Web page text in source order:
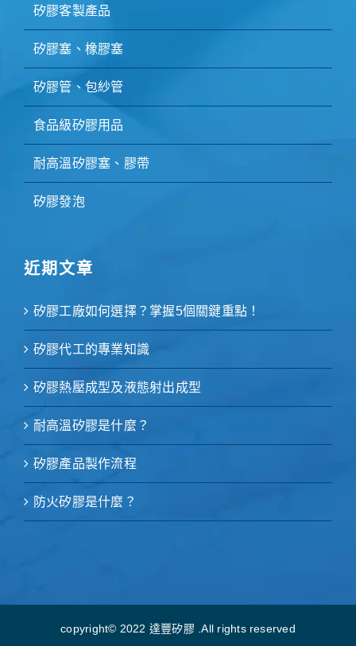
矽膠客製產品
矽膠塞、橡膠塞
矽膠管、包紗管
食品級矽膠用品
耐高溫矽膠塞、膠帶
矽膠發泡
近期文章
矽膠工廠如何選擇？掌握5個關鍵重點！
矽膠代工的專業知識
矽膠熱壓成型及液態射出成型
耐高溫矽膠是什麼？
矽膠產品製作流程
防火矽膠是什麼？
copyright© 2022 達豐矽膠 .All rights reserved